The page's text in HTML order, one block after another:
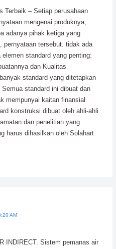
Terbaik – Setiap perusahaan
mengenai produknya,
adanya pihak ketiga yang
pernyataan tersebut. tidak ada
standard yang penting:
dan Kualitas
standard yang ditetapkan
standard ini dibuat dan
mempunyai kaitan finansial
konstruksi dibuat oleh ahli-ahli
dan penelitian yang
harus dihasilkan oleh Solahart
AM
INDIRECT. Sistem pemanas air